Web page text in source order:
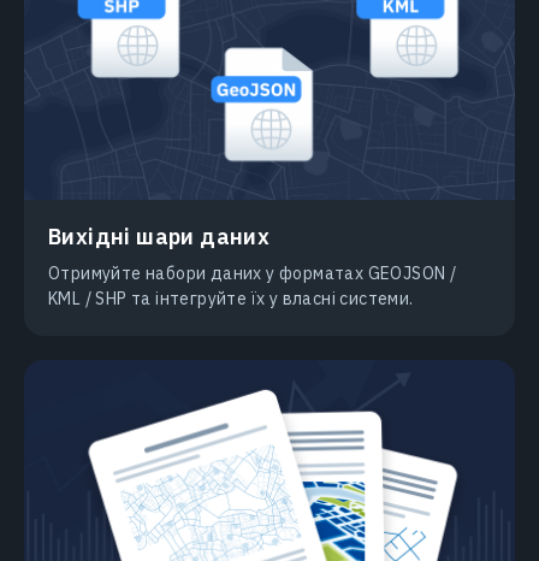
Вихідні шари даних
Отримуйте набори даних у форматах GEOJSON /
KML / SHP та інтегруйте їх у власні системи.